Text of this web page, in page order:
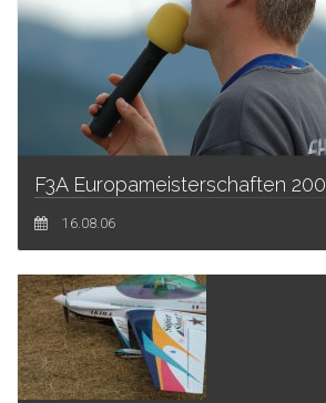
F3A Europameisterschaften
16.08.06